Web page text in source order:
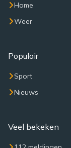
Home
Weer
Populair
Sport
Nieuws
Veel bekeken